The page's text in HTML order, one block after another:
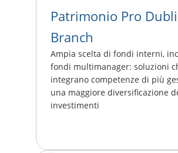
Patrimonio Pro
Branch
Ampia scelta di fondi interni,
fondi multimanager: soluzioni
integrano competenze di più
una maggiore diversificazione
investimenti